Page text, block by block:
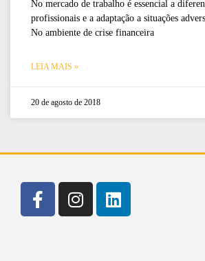
No mercado de trabalho é essencial a
profissionais e a adaptação a situações
No ambiente de crise financeira
LEIA MAIS »
20 de agosto de 2018